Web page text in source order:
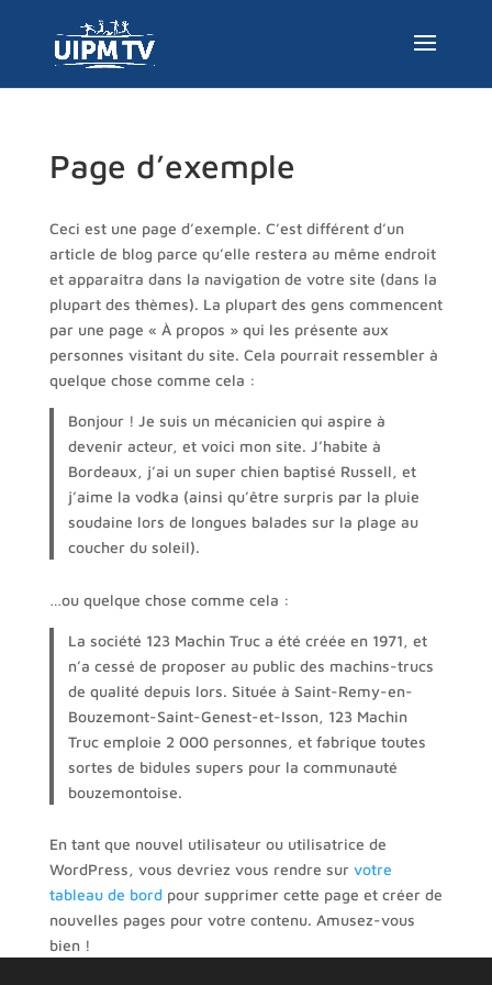
Page d’exemple
Ceci est une page d’exemple. C’est différent d’un
article de blog parce qu’elle restera au même endroit
et apparaîtra dans la navigation de votre site (dans la
plupart des thèmes). La plupart des gens commencent
par une page « À propos » qui les présente aux
personnes visitant du site. Cela pourrait ressembler à
quelque chose comme cela :
Bonjour ! Je suis un mécanicien qui aspire à
devenir acteur, et voici mon site. J’habite à
Bordeaux, j’ai un super chien baptisé Russell, et
j’aime la vodka (ainsi qu’être surpris par la pluie
soudaine lors de longues balades sur la plage au
coucher du soleil).
…ou quelque chose comme cela :
La société 123 Machin Truc a été créée en 1971, et
n’a cessé de proposer au public des machins-trucs
de qualité depuis lors. Située à Saint-Remy-en-
Bouzemont-Saint-Genest-et-Isson, 123 Machin
Truc emploie 2 000 personnes, et fabrique toutes
sortes de bidules supers pour la communauté
bouzemontoise.
En tant que nouvel utilisateur ou utilisatrice de
WordPress, vous devriez vous rendre sur votre
tableau de bordpour supprimer cette page et créer de
nouvelles pages pour votre contenu. Amusez-vous
bien !